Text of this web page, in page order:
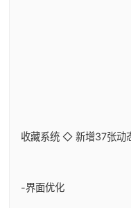
收藏系统 ◇ 新增37张动
-界面优化